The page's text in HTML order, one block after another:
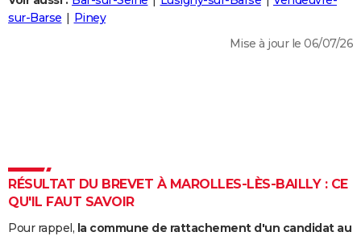
Destinations
City break
Voyage nature
Voyage de noces
Forum
Climat
+
PHOTO
Dictionnaire
Biographies
Citations
Expressions
Proverbes
PROGRAMME TV
sur-Barse
Piney
Mise à jour le 06/07/26
RÉSULTAT DU BREVET À MAROLLES-LÈS-BAILLY : CE
QU'IL FAUT SAVOIR
Pour rappel, la commune de rattachement d'un candidat au